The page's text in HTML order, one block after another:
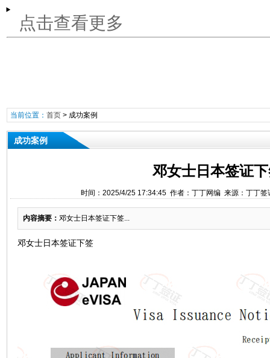
点击查看更多
当前位置： 首页> 成功案例
成功案例
邓女士日本签证
时间：2025/4/25 17:34:45 作者：丁丁网编 来源：丁丁
内容摘要： 邓女士日本签证下签...
邓女士日本签证下签